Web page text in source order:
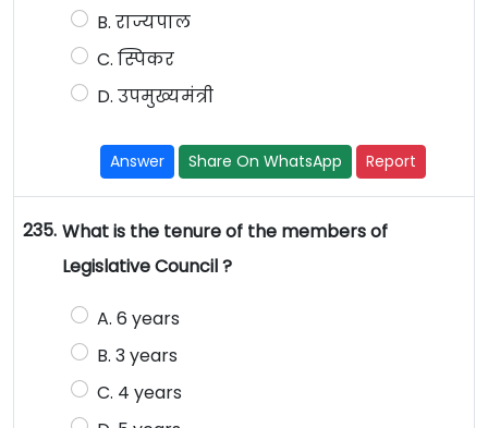
B. राज्यपाल
C. स्पिकर
D. उपमुख्यमंत्री
Answer Share On WhatsApp Report
235. What is the tenure of the members of
Legislative Council ?
A. 6 years
B. 3 years
C. 4 years